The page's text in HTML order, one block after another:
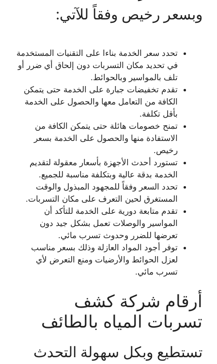
وبسعر رخيص وفقاً للآتي:
تحدد سعر الخدمة بناءا على التقنيات المستخدمة
في تحديد مكان التسربات دون إلحاق أي ضرر أو
تلف بالمواسير وبالحوائط.
تقدم تخفيضات جبارة على الخدمة حتى يتمكن
الكافة من التعامل معها والحصول على الخدمة
بأقل تكلفة.
تمنح خصومات هائلة حتى يتمكن الكافة من
الاستفادة منها والحصول على الخدمة بسعر
رخيص.
تستورد أحدث الأجهزة بأسعار معقولة لتقديم
الخدمة بدقة عالية وبتكلفة مناسبة للجميع.
تحدد السعر وفقاً للمجهود المبذول والوقت
المستغرق لحين التعرف على مكان التسربات.
تقدم متابعة دورية على الخدمة للتأكد أن
المواسير والوصلات تعمل بشكل جيد دون
تعرضها للضرر وحدوث تسرب مائي.
توفر أجود المواد العازلة وذلك بسعر مناسب
لعزل الحوائط والأرضيات ومنع التعرض لأي
تسرب مائي.
أرقام شركة كشف
تسربات المياه بالطائف
تستطيع وبكل سهولة التحدث